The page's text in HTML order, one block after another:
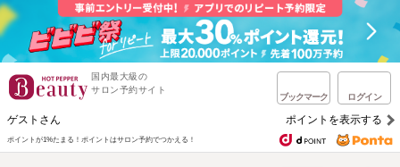
国内最大級の
サロン予約サイト
ブックマーク ログイン
ゲストさん ポイントを表示する
ポイントが1%たまる！ ポイントはサロン予約でつかえる！